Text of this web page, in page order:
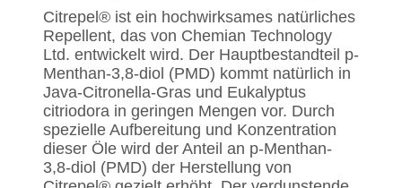
Citrepel® ist ein hochwirksames natürliches
Repellent, das von Chemian Technology
Ltd. entwickelt wird. Der Hauptbestandteil p-
Menthan-3,8-diol (PMD) kommt natürlich in
Java-Citronella-Gras und Eukalyptus
citriodora in geringen Mengen vor. Durch
spezielle Aufbereitung und Konzentration
dieser Öle wird der Anteil an p-Menthan-
3,8-diol (PMD) der Herstellung von